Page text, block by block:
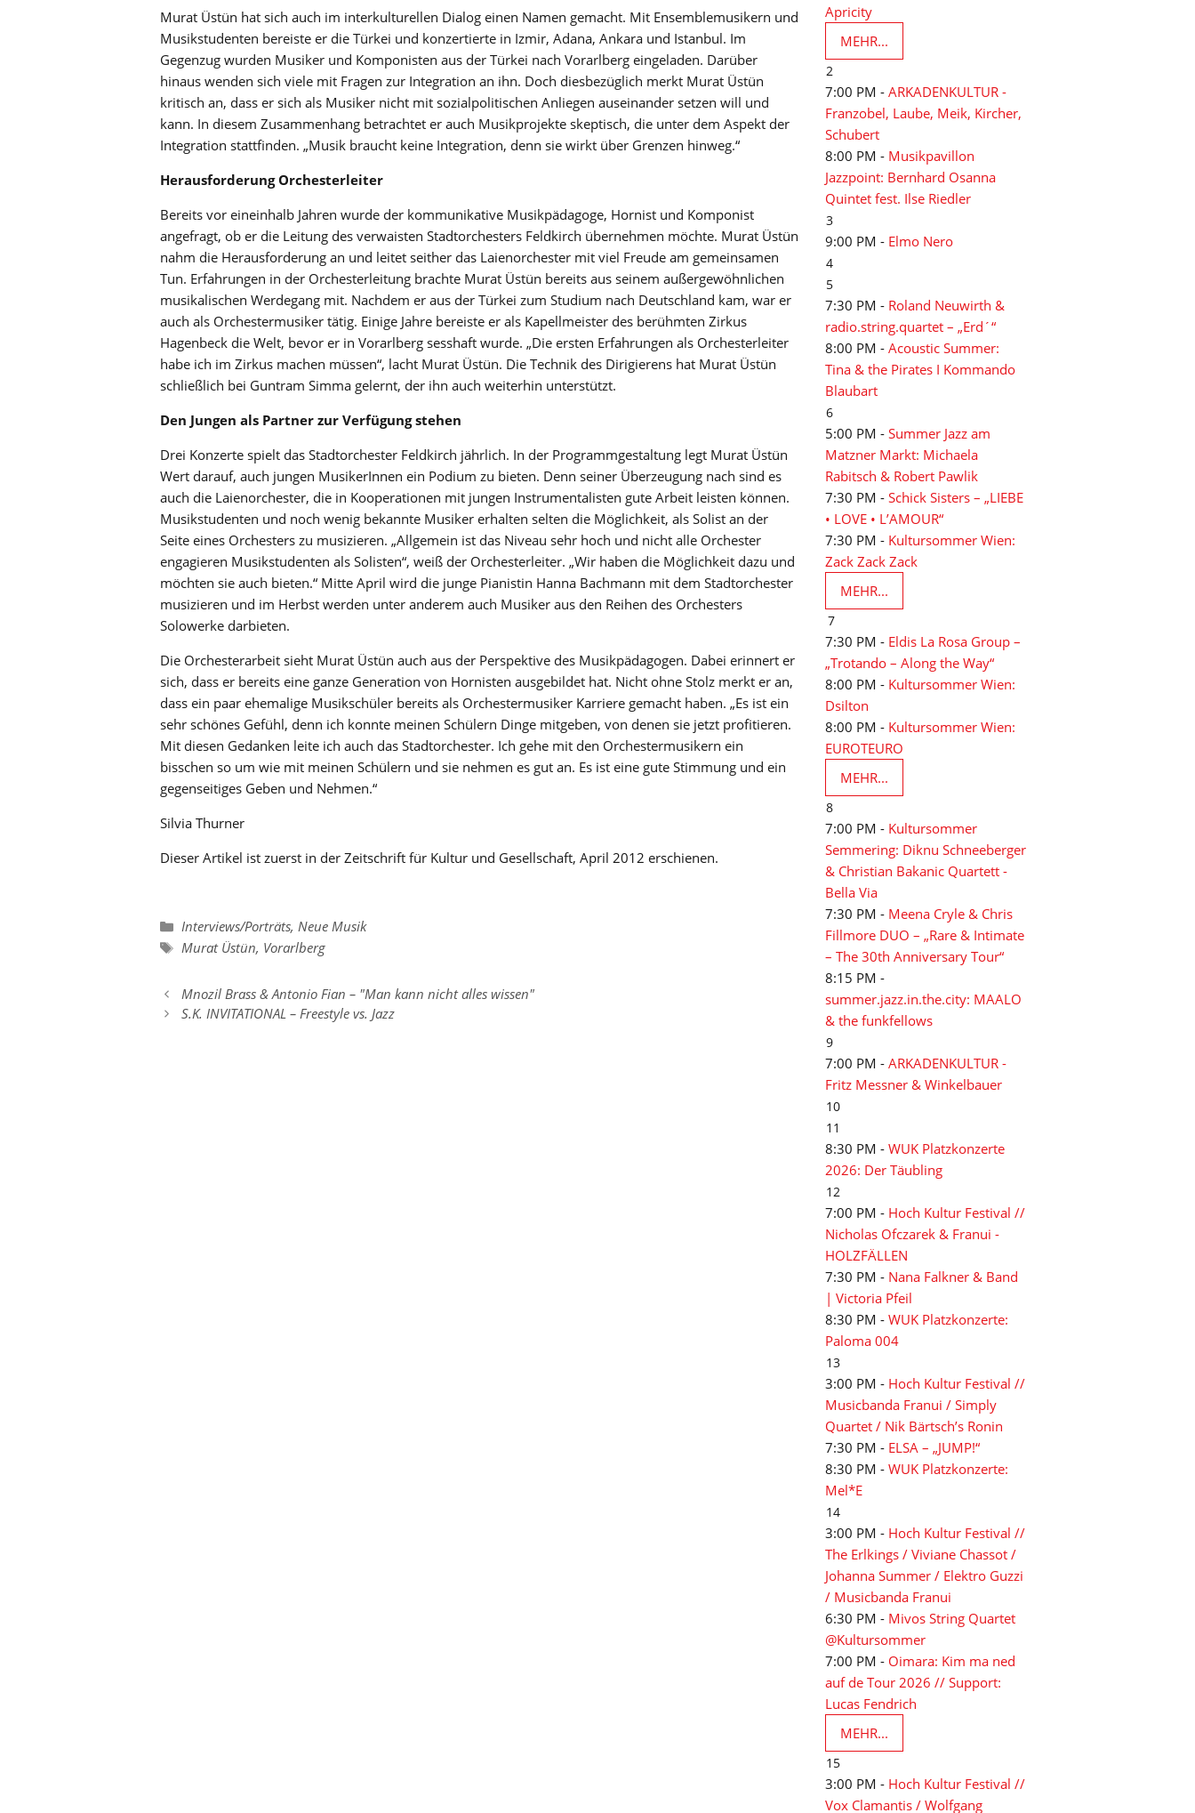
Murat Üstün hat sich auch im interkulturellen Dialog einen Namen gemacht. Mit Ensemblemusikern und
Musikstudenten bereiste er die Türkei und konzertierte in Izmir, Adana, Ankara und Istanbul. Im
Gegenzug wurden Musiker und Komponisten aus der Türkei nach Vorarlberg eingeladen. Darüber
hinaus wenden sich viele mit Fragen zur Integration an ihn. Doch diesbezüglich merkt Murat Üstün
kritisch an, dass er sich als Musiker nicht mit sozialpolitischen Anliegen auseinander setzen will und
kann. In diesem Zusammenhang betrachtet er auch Musikprojekte skeptisch, die unter dem Aspekt der
Integration stattfinden. „Musik braucht keine Integration, denn sie wirkt über Grenzen hinweg.“
Herausforderung Orchesterleiter
Bereits vor eineinhalb Jahren wurde der kommunikative Musikpädagoge, Hornist und Komponist
angefragt, ob er die Leitung des verwaisten Stadtorchesters Feldkirch übernehmen möchte. Murat Üstün
nahm die Herausforderung an und leitet seither das Laienorchester mit viel Freude am gemeinsamen
Tun. Erfahrungen in der Orchesterleitung brachte Murat Üstün bereits aus seinem außergewöhnlichen
musikalischen Werdegang mit. Nachdem er aus der Türkei zum Studium nach Deutschland kam, war er
auch als Orchestermusiker tätig. Einige Jahre bereiste er als Kapellmeister des berühmten Zirkus
Hagenbeck die Welt, bevor er in Vorarlberg sesshaft wurde. „Die ersten Erfahrungen als Orchesterleiter
habe ich im Zirkus machen müssen“, lacht Murat Üstün. Die Technik des Dirigierens hat Murat Üstün
schließlich bei Guntram Simma gelernt, der ihn auch weiterhin unterstützt.
Den Jungen als Partner zur Verfügung stehen
Drei Konzerte spielt das Stadtorchester Feldkirch jährlich. In der Programmgestaltung legt Murat Üstün
Wert darauf, auch jungen MusikerInnen ein Podium zu bieten. Denn seiner Überzeugung nach sind es
auch die Laienorchester, die in Kooperationen mit jungen Instrumentalisten gute Arbeit leisten können.
Musikstudenten und noch wenig bekannte Musiker erhalten selten die Möglichkeit, als Solist an der
Seite eines Orchesters zu musizieren. „Allgemein ist das Niveau sehr hoch und nicht alle Orchester
engagieren Musikstudenten als Solisten“, weiß der Orchesterleiter. „Wir haben die Möglichkeit dazu und
möchten sie auch bieten.“ Mitte April wird die junge Pianistin Hanna Bachmann mit dem Stadtorchester
musizieren und im Herbst werden unter anderem auch Musiker aus den Reihen des Orchesters
Solowerke darbieten.
Die Orchesterarbeit sieht Murat Üstün auch aus der Perspektive des Musikpädagogen. Dabei erinnert er
sich, dass er bereits eine ganze Generation von Hornisten ausgebildet hat. Nicht ohne Stolz merkt er an,
dass ein paar ehemalige Musikschüler bereits als Orchestermusiker Karriere gemacht haben. „Es ist ein
sehr schönes Gefühl, denn ich konnte meinen Schülern Dinge mitgeben, von denen sie jetzt profitieren.
Mit diesen Gedanken leite ich auch das Stadtorchester. Ich gehe mit den Orchestermusikern ein
bisschen so um wie mit meinen Schülern und sie nehmen es gut an. Es ist eine gute Stimmung und ein
gegenseitiges Geben und Nehmen.“
Silvia Thurner
Dieser Artikel ist zuerst in der Zeitschrift für Kultur und Gesellschaft, April 2012 erschienen.
Kategorien
Interviews/Porträts, Neue Musik
Schlagwörter
Murat Üstün, Vorarlberg
Mnozil Brass & Antonio Fian – "Man kann nicht alles wissen"
S.K. INVITATIONAL – Freestyle vs. Jazz
Apricity
MEHR...
2
7:00 PM - ARKADENKULTUR -
Franzobel, Laube, Meik, Kircher,
Schubert
8:00 PM - Musikpavillon
Jazzpoint: Bernhard Osanna
Quintet fest. Ilse Riedler
3
9:00 PM - Elmo Nero
4
5
7:30 PM - Roland Neuwirth &
radio.string.quartet – „Erd´“
8:00 PM - Acoustic Summer:
Tina & the Pirates I Kommando
Blaubart
6
5:00 PM - Summer Jazz am
Matzner Markt: Michaela
Rabitsch & Robert Pawlik
7:30 PM - Schick Sisters – „LIEBE
• LOVE • L’AMOUR“
7:30 PM - Kultursommer Wien:
Zack Zack Zack
MEHR...
7
7:30 PM - Eldis La Rosa Group –
„Trotando – Along the Way“
8:00 PM - Kultursommer Wien:
Dsilton
8:00 PM - Kultursommer Wien:
EUROTEURO
MEHR...
8
7:00 PM - Kultursommer
Semmering: Diknu Schneeberger
& Christian Bakanic Quartett -
Bella Via
7:30 PM - Meena Cryle & Chris
Fillmore DUO – „Rare & Intimate
– The 30th Anniversary Tour“
8:15 PM -
summer.jazz.in.the.city: MAALO
& the funkfellows
9
7:00 PM - ARKADENKULTUR -
Fritz Messner & Winkelbauer
10
11
8:30 PM - WUK Platzkonzerte
2026: Der Täubling
12
7:00 PM - Hoch Kultur Festival //
Nicholas Ofczarek & Franui -
HOLZFÄLLEN
7:30 PM - Nana Falkner & Band
| Victoria Pfeil
8:30 PM - WUK Platzkonzerte:
Paloma 004
13
3:00 PM - Hoch Kultur Festival //
Musicbanda Franui / Simply
Quartet / Nik Bärtsch’s Ronin
7:30 PM - ELSA – „JUMP!“
8:30 PM - WUK Platzkonzerte:
Mel*E
14
3:00 PM - Hoch Kultur Festival //
The Erlkings / Viviane Chassot /
Johanna Summer / Elektro Guzzi
/ Musicbanda Franui
6:30 PM - Mivos String Quartet
@Kultursommer
7:00 PM - Oimara: Kim ma ned
auf de Tour 2026 // Support:
Lucas Fendrich
MEHR...
15
3:00 PM - Hoch Kultur Festival //
Vox Clamantis / Wolfgang